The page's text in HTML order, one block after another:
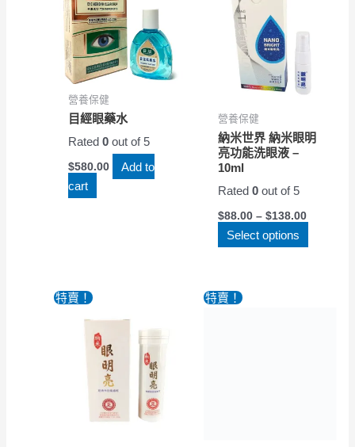
營養保健
目經眼藥水
Rated0 out of 5
$580.00
Add to
cart
營養保健
納米世界 納米眼明
亮功能洗眼液 –
10ml
Rated 0out of 5
$88.00– $138.00
Select options
特賣！ 特賣！